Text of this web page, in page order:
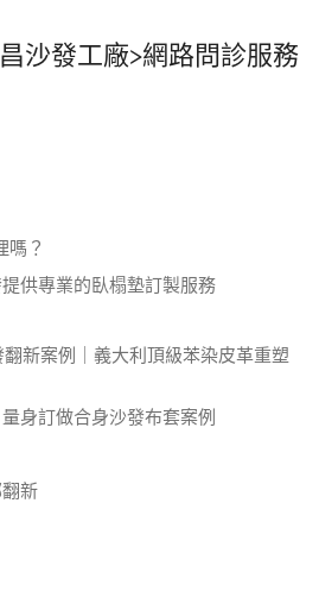
沙發工廠>網路問診服務
嗎？
供專業的臥榻墊訂製服務
新案例｜義大利頂級苯染皮革重塑
身訂做合身沙發布套案例
新